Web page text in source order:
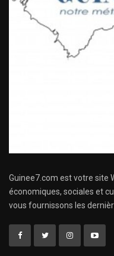
Guinee7.com est votre site
économiques, sociales et
vous fournissons les